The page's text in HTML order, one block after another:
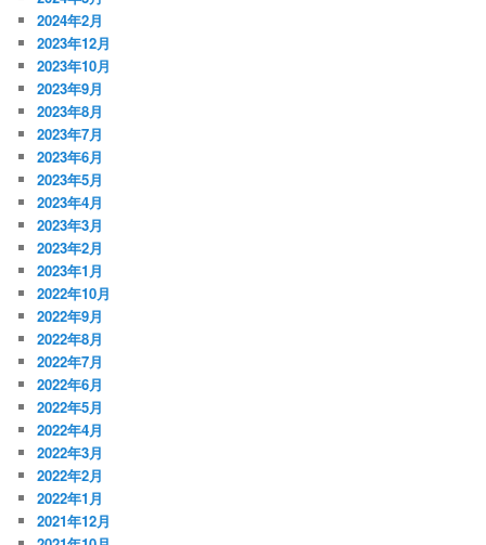
2024年2月
2023年12月
2023年10月
2023年9月
2023年8月
2023年7月
2023年6月
2023年5月
2023年4月
2023年3月
2023年2月
2023年1月
2022年10月
2022年9月
2022年8月
2022年7月
2022年6月
2022年5月
2022年4月
2022年3月
2022年2月
2022年1月
2021年12月